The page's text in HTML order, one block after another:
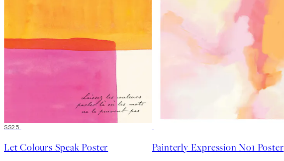
50%*
SS25
Let Colours Speak Poster Painterly Expression No1 Poster